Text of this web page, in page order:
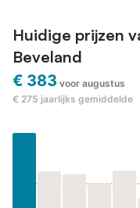
Huidige prijzen
Beveland
€ 383 voor augustus
€ 275 jaarlijks gemiddelde